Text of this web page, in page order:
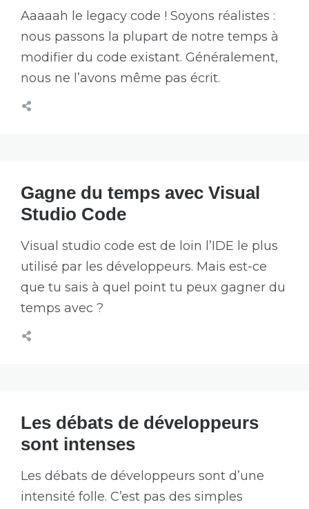
Aaaaah le legacy code ! Soyons réalistes :
nous passons la plupart de notre temps à
modifier du code existant. Généralement,
nous ne l’avons même pas écrit.
Gagne du temps avec Visual
Studio Code
Visual studio code est de loin l’IDE le plus
utilisé par les développeurs. Mais est-ce
que tu sais à quel point tu peux gagner du
temps avec ?
Les débats de développeurs
sont intenses
Les débats de développeurs sont d’une
intensité folle. C’est pas des simples